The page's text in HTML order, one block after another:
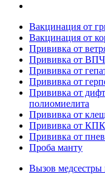
Вакцинация от
Вакцинация от
Прививка от
Прививка от ВПЧ
Прививка от
Прививка от
Прививка от
полиомиелита
Прививка от
Прививка от КПК
Прививка от
Проба манту
Вызов медсестры